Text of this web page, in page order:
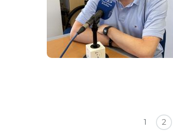
Primera página
Página
1 2